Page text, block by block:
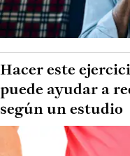
Hacer este
puede ayudar a
según un estudio